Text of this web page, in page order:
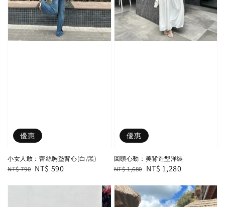
優惠
小女人敢：蕾絲胸墊背心(白/黑)
Regular
NT$ 790 Sale
NT$ 590
優惠
回頭心動：美背造型洋裝
Regular
NT$ 1,680 Sale
NT$ 1,280